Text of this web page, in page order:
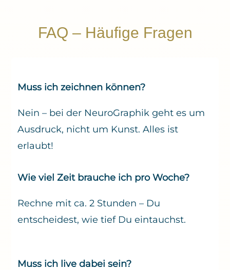
FAQ – Häufige Fragen
Muss ich zeichnen können?
Nein – bei der NeuroGraphik geht es um
Ausdruck, nicht um Kunst. Alles ist
erlaubt!
Wie viel Zeit brauche ich pro Woche?
Rechne mit ca. 2 Stunden – Du
entscheidest, wie tief Du eintauchst.
Muss ich live dabei sein?